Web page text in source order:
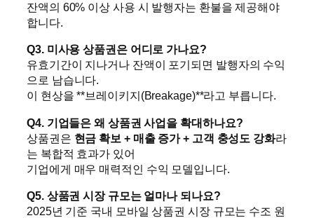
잔액의 60% 이상 사용 시 발행자는 환불을 제공해야
합니다.
Q3. 미사용 상품권은 어디로 가나요?
유효기간이 지나거나 잔액이 포기되면 발행자의 수익
으로 남습니다.
이 현상을 **브레이키지(Breakage)**라고 부릅니다.
Q4. 기업들은 왜 상품권 사업을 확대하나요?
상품권은 현금 확보 + 매출 증가 + 고객 충성도 강화라
는 복합적 효과가 있어
기업에게 매우 매력적인 수익 모델입니다.
Q5. 상품권 시장 규모는 얼마나 되나요?
2025년 기준 국내 모바일 상품권 시장 규모는 수조 원